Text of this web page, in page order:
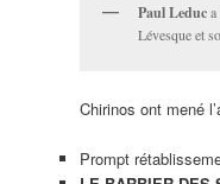
Paul Leduca
Lévesque et
Chirinos ont mené
Prompt